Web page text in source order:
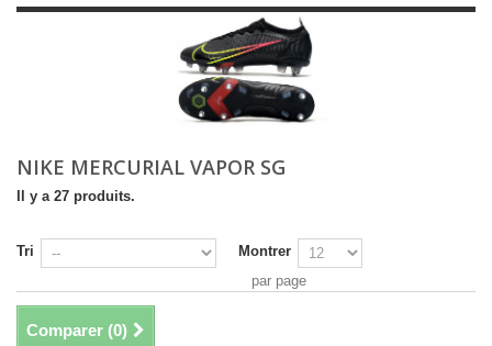
NIKE MERCURIAL VAPOR SG
Il y a 27 produits.
Tri
Montrer
par page
Comparer (0)